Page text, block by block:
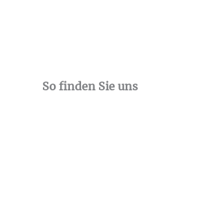
So finden Sie uns